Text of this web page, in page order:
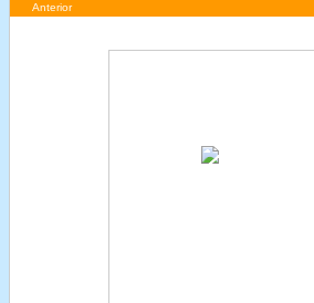
Anterior